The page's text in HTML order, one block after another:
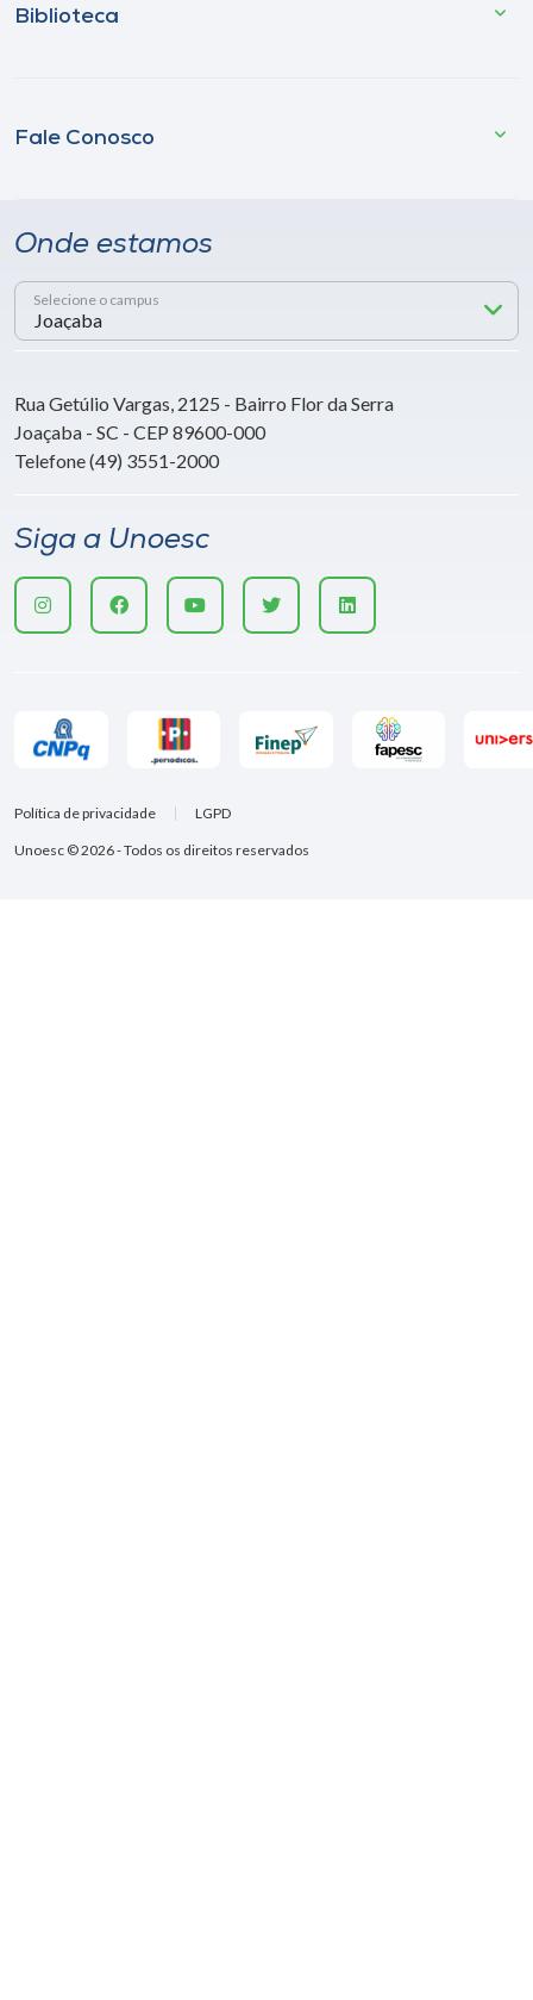
Biblioteca
Fale Conosco
Onde estamos
Selecione o campus
Rua Getúlio Vargas, 2125 - Bairro Flor da Serra
Joaçaba - SC - CEP 89600-000
Telefone (49) 3551-2000
Siga a Unoesc
Unoesc © 2026 - Todos os direitos reservados
Política de privacidade LGPD